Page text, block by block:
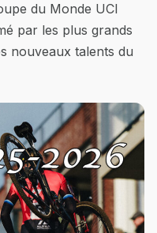
du Monde UCI
par les plus grands
nouveaux talents du